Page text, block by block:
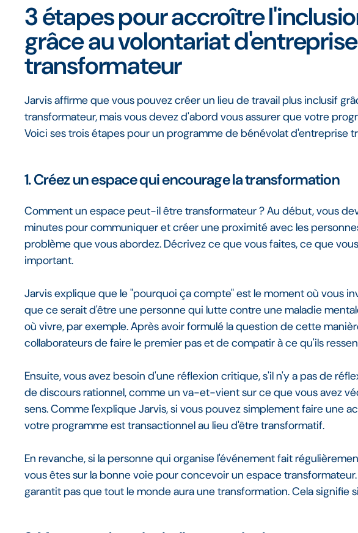
3 étapes pour accroître
grâce au volontariat d'entreprise
transformateur
Jarvis affirme que vous pouvez créer un lieu de travail plus inclusif
transformateur, mais vous devez d'abord vous assurer que votre
Voici ses trois étapes pour un programme de bénévolat d'entreprise
1. Créez un espace qui encourage la transformation
Comment un espace peut-il être transformateur ? Au début, vous
minutes pour communiquer et créer une proximité avec les
problème que vous abordez. Décrivez ce que vous faites, ce que
important.
Jarvis explique que le "pourquoi ça compte" est le moment où vous
que ce serait d'être une personne qui lutte contre une maladie
où vivre, par exemple. Après avoir formulé la question de cette
collaborateurs de faire le premier pas et de compatir à ce qu'ils
Ensuite, vous avez besoin d'une réflexion critique, s'il n'y a pas de
de discours rationnel, comme un va-et-vient sur ce que vous avez
sens. Comme l'explique Jarvis, si vous pouvez simplement faire une
votre programme est transactionnel au lieu d'être transformatif.
En revanche, si la personne qui organise l'événement fait
vous êtes sur la bonne voie pour concevoir un espace
garantit pas que tout le monde aura une transformation. Cela signifie